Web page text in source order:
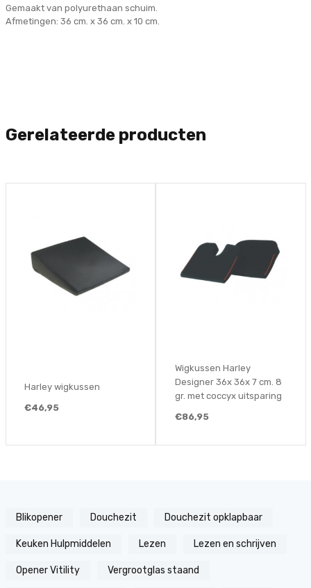
Gemaakt van polyurethaan schuim.
Afmetingen: 36 cm. x 36 cm. x 10 cm.
Gerelateerde producten
Harley wigkussen
€46,95
Wigkussen Harley
Designer 36x 36x 7 cm. 8
gr. met coccyx uitsparing
€86,95
Blikopener Douchezit Douchezit opklapbaar
Keuken Hulpmiddelen Lezen Lezen en schrijven
Opener Vitility Vergrootglas staand